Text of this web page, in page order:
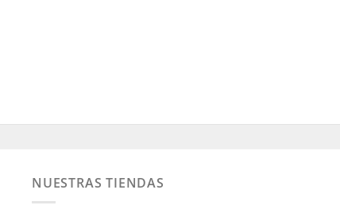
NUESTRAS TIENDAS